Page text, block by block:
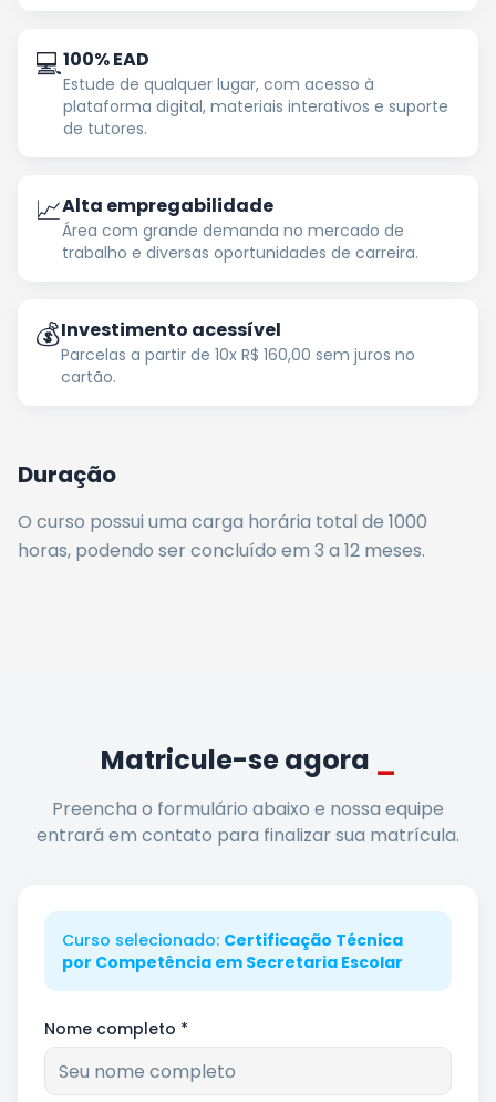
💻100% EAD
Estude de qualquer lugar, com acesso à
plataforma digital, materiais interativos e suporte
de tutores.
📈Alta empregabilidade
Área com grande demanda no mercado de
trabalho e diversas oportunidades de carreira.
💰Investimento acessível
Parcelas a partir de 10x R$ 160,00 sem juros no
cartão.
Duração
O curso possui uma carga horária total de 1000
horas, podendo ser concluído em 3 a 12 meses.
Matricule-se agora
Preencha o formulário abaixo e nossa equipe
entrará em contato para finalizar sua matrícula.
Curso selecionado: Certificação Técnica
por Competência em Secretaria Escolar
Nome completo *